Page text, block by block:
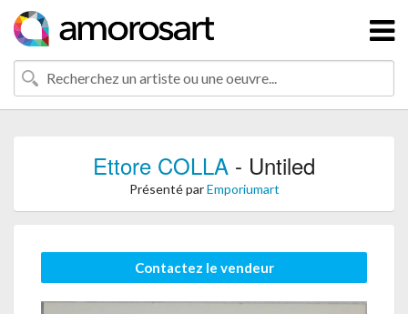
Ettore COLLA - Untiled
Présenté parEmporiumart
Contactez le vendeur